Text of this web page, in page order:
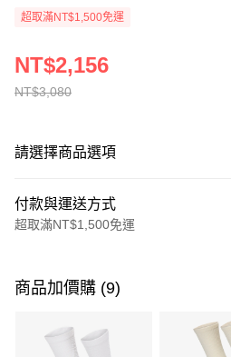
超取滿NT$1,500免運
NT$3,080
NT$2,156
請選擇商品選項
付款與運送方式
超取滿NT$1,500免運
信用卡一次付款
3 期 0 利率 每期
商品加價購 (9)